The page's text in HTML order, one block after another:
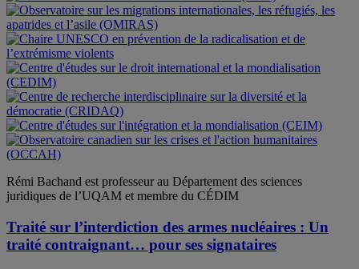
Rémi Bachand est professeur au Département des sciences
juridiques de l’UQAM et membre du CÉDIM
Traité sur l’interdiction des armes nucléaires : Un
traité contraignant… pour ses signataires